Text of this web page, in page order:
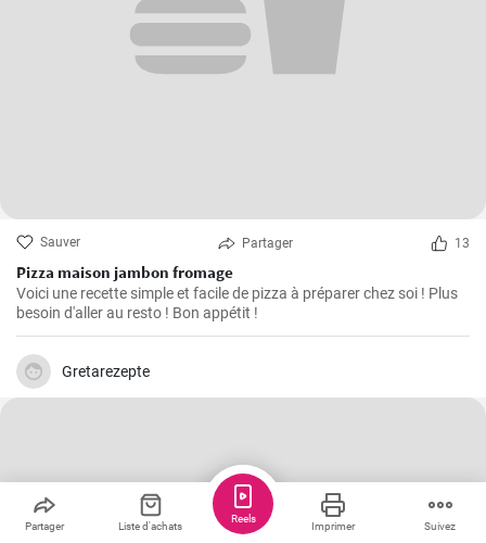
Sauver Partager 13
Pizza maison jambon fromage
Voici une recette simple et facile de pizza à préparer chez soi ! Plus
besoin d'aller au resto ! Bon appétit !
Gretarezepte
Partager Liste d'achats Imprimer Suivez
Reels